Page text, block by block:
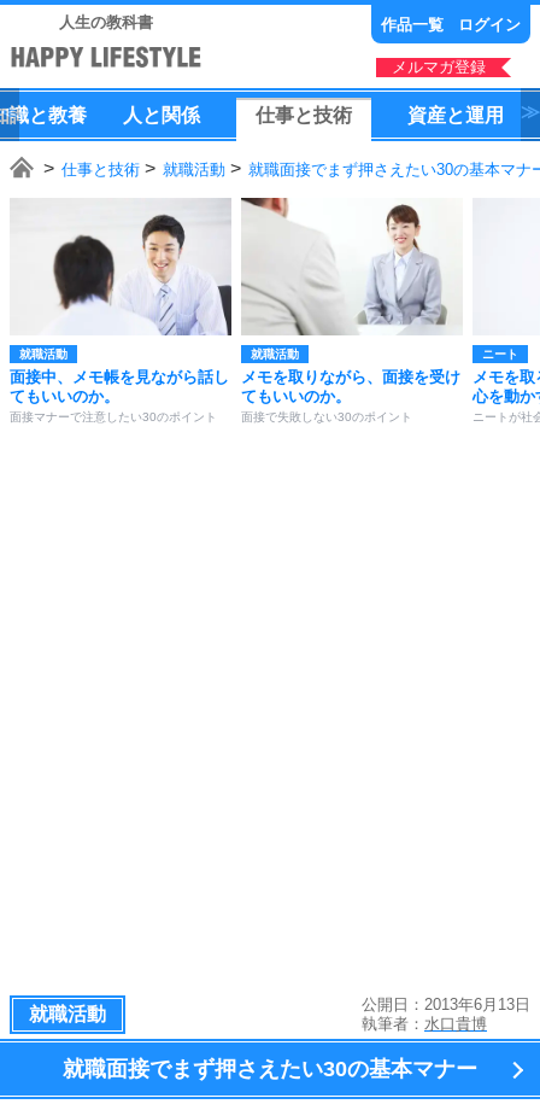
人生の教科書 作品一覧 ログイン
メルマガ登録
識と教養 人 と 関係 仕事と技術 資産と運用
仕事と技術 就職活動 就職面接でまず押さえたい30の基本マナ
就職活動
面接中、メモ帳を見ながら話し
てもいいのか。
面接マナーで注意したい30のポイント
就職活動
メモを取りながら、面接を受け
てもいいのか。
面接で失敗しない30のポイント
ニート
メモを
心を動か
ニートが社
就職活動
公開日：2013年6月13日
執筆者： 水口貴博
就職面接でまず押さえたい30の基本マナー